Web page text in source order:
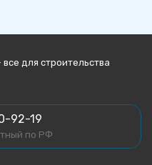
для строительства
92-19
по РФ